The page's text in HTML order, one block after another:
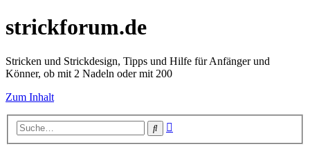
strickforum.de
Stricken und Strickdesign, Tipps und Hilfe für Anfänger und
Könner, ob mit 2 Nadeln oder mit 200
Zum Inhalt
Suche